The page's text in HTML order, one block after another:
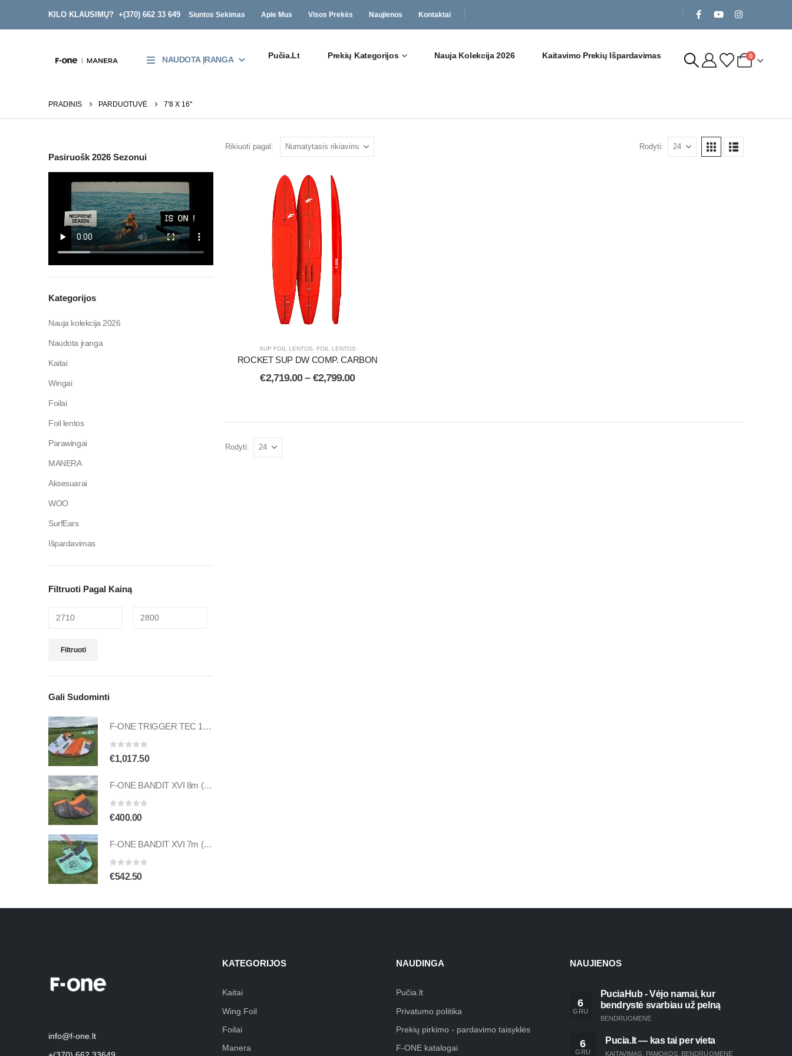
KILO KLAUSIMŲ? +(370) 662 33 649 Siuntos Sekimas Apie Mus Visos Prekės Naujienos Kontaktai
NAUDOTA ĮRANGA Pučia.lt Prekių Kategorijos Nauja Kolekcija 2026 Kaitavimo Prekių Išpardavimas 0
PRADINIS PARDUOTUVĖ 7'8 X 16''
Rikiuoti pagal: Rodyti:
SUP FOIL LENTOS, FOIL LENTOS
ROCKET SUP DW COMP. CARBON
€2,719.00 – €2,799.00
Rodyti:
Pasiruošk 2026 Sezonui
Kategorijos
Nauja kolekcija 2026
Naudota įranga
Kaitai
Wingai
Foilai
Foil lentos
Parawingai
MANERA
Aksesuarai
WOO
SurfEars
Išpardavimas
Filtruoti Pagal Kainą
Filtruoti
Gali Sudominti
F-ONE TRIGGER TEC 10m (naudotas)
0 out of 5
€1,017.50
F-ONE BANDIT XVI 8m (naudotas)
0 out of 5
€400.00
F-ONE BANDIT XVI 7m (naudotas)
0out of 5
€542.50
info@f-one.lt
KATEGORIJOS
Kaitai
Wing Foil
Foilai
Manera
NAUDINGA
Pučia.lt
Privatumo politika
Prekių pirkimo - pardavimo taisyklės
F-ONE katalogai
NAUJIENOS
6
GRU
PuciaHub - Vėjo namai, kur
bendrystė svarbiau už pelną
BENDRUOMENĖ
6
GRU
Pucia.lt — kas tai per vieta
KAITAVIMAS PAMOKOS BENDRUOMENĖ